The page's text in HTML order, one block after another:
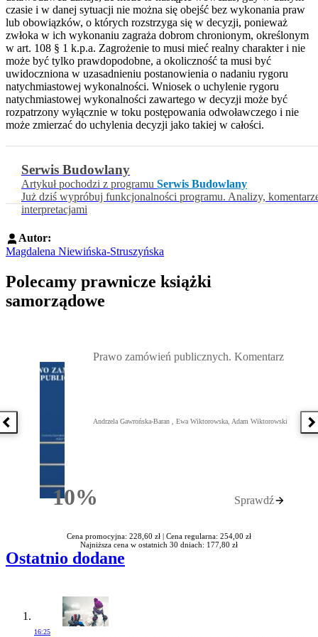
czasie i w danej sytuacji nie można się obejść bez wykonania praw
lub obowiązków, o których rozstrzyga się w decyzji, ponieważ
zwłoka w ich wykonaniu zagraża dobrom chronionym, określonym
w art. 108 § 1 k.p.a. Zagrożenie to musi mieć realny charakter i nie
może być tylko prawdopodobne, a okoliczność ta musi być
uwidoczniona w uzasadnieniu postanowienia o nadaniu rygoru
natychmiastowej wykonalności. Wniosek o uchylenie rygoru
natychmiastowej wykonalności zawartego w decyzji może być
rozpatrzony wyłącznie w toku postępowania odwoławczego i nie
może zmierzać do uchylenia decyzji jako takiej w całości.
Serwis Budowlany
Artykuł pochodzi z programu Serwis Budowlany
Już dziś wypróbuj funkcjonalności programu. Analizy,
interpretacjami
Autor:
Magdalena Niewińska-Struszyńska
Polecamy prawnicze książki
samorządowe
Poprzednia książka
10%Rabatu
Prawo zamówień publicznych. Komentarz
Andrzela Gawrońska-Baran , Ewa Wiktorowska, Adam Wiktorowski
Sprawdź
Cena promocyjna: 228,60 zł | Cena regularna: 254,00 zł
Najniższa cena w ostatnich 30 dniach: 177,80 zł
Ostatnio dodane
16:25